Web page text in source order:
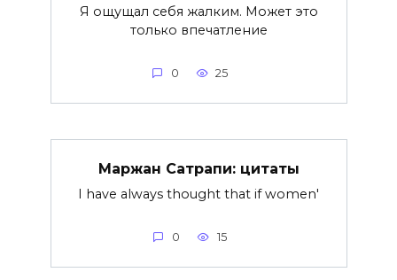
Я ощущал себя жалким. Может это
только впечатление
0 25
Маржан Сатрапи: цитаты
I have always thought that if women'
0 15